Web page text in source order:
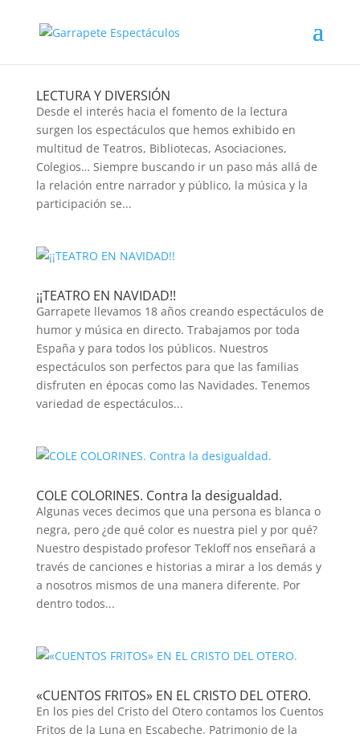
LECTURA Y DIVERSIÓN
Desde el interés hacia el fomento de la lectura
surgen los espectáculos que hemos exhibido en
multitud de Teatros, Bibliotecas, Asociaciones,
Colegios… Siempre buscando ir un paso más allá de
la relación entre narrador y público, la música y la
participación se...
¡¡TEATRO EN NAVIDAD!!
Garrapete llevamos 18 años creando espectáculos de
humor y música en directo. Trabajamos por toda
España y para todos los públicos. Nuestros
espectáculos son perfectos para que las familias
disfruten en épocas como las Navidades. Tenemos
variedad de espectáculos...
COLE COLORINES. Contra la desigualdad.
Algunas veces decimos que una persona es blanca o
negra, pero ¿de qué color es nuestra piel y por qué?
Nuestro despistado profesor Tekloff nos enseñará a
través de canciones e historias a mirar a los demás y
a nosotros mismos de una manera diferente. Por
dentro todos...
«CUENTOS FRITOS» EN EL CRISTO DEL OTERO.
En los pies del Cristo del Otero contamos los Cuentos
Fritos de la Luna en Escabeche. Patrimonio de la